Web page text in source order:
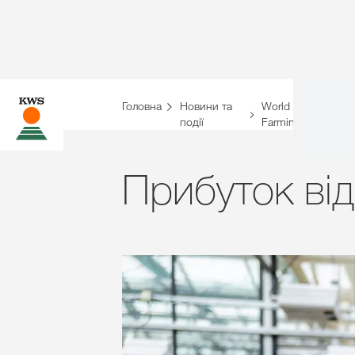
Головна
Новини та
події
World of
Farming
Прибуток